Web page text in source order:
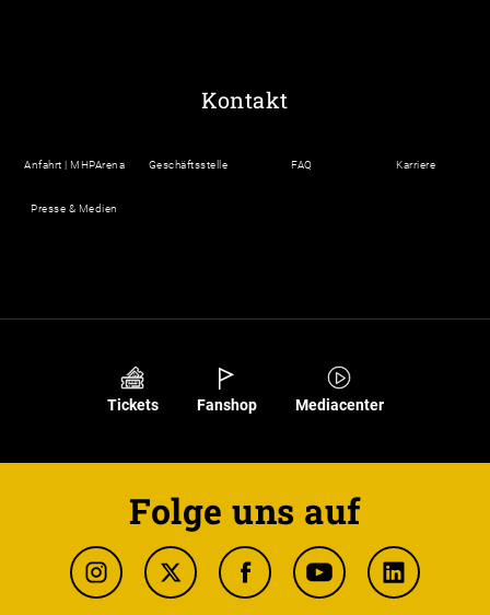
Kontakt
Anfahrt | MHPArena Geschäftsstelle FAQ Karriere
Presse & Medien
Tickets Fanshop Mediacenter
Folge uns auf